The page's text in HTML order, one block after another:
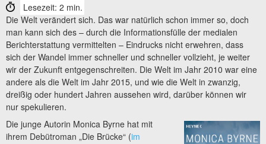
Lesezeit: 2 min.
Die Welt verändert sich. Das war natürlich schon immer so, doch
man kann sich des – durch die Informationsfülle der medialen
Berichterstattung vermittelten – Eindrucks nicht erwehren, dass
sich der Wandel immer schneller und schneller vollzieht, je weiter
wir der Zukunft entgegenschreiten. Die Welt im Jahr 2010 war eine
andere als die Welt im Jahr 2015, und wie die Welt in zwanzig,
dreißig oder hundert Jahren aussehen wird, darüber können wir
nur spekulieren.
Die junge Autorin Monica Byrne hat mit
ihrem Debütroman „Die Brücke“ (im